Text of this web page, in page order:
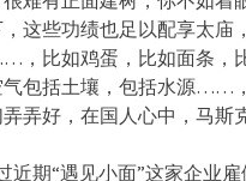
这些功绩也足以配享太
，比如鸡蛋，比如面条
包括土壤，包括水源……
弄好，在国人心中，马斯
近期“遇见小面”这家企业